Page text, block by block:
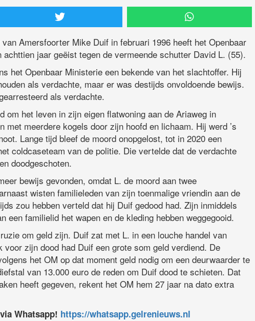
Amersfoorter Mike Duif in februari 1996 heeft het Openbaar
jaar geëist tegen de vermeende schutter David L. (55).
het Openbaar Ministerie een bekende van het slachtoffer. Hij
als verdachte, maar er was destijds onvoldoende bewijs.
als verdachte.
om het leven in zijn eigen flatwoning aan de Ariaweg in
met meerdere kogels door zijn hoofd en lichaam. Hij werd ’s
Lange tijd bleef de moord onopgelost, tot in 2020 een
coldcaseteam van de politie. Die vertelde dat de verdachte
doodgeschoten.
bewijs gevonden, omdat L. de moord aan twee
wisten familieleden van zijn toenmalige vriendin aan de
zou hebben verteld dat hij Duif gedood had. Zijn inmiddels
een familielid het wapen en de kleding hebben weggegooid.
om geld zijn. Duif zat met L. in een louche handel van
zijn dood had Duif een grote som geld verdiend. De
het OM op dat moment geld nodig om een deurwaarder te
van 13.000 euro de reden om Duif dood te schieten. Dat
heeft gegeven, rekent het OM hem 27 jaar na dato extra
Whatsapp! https://whatsapp.gelrenieuws.nl